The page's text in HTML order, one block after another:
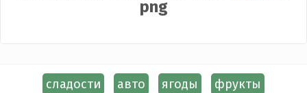
png
сладости авто ягоды
фрукты